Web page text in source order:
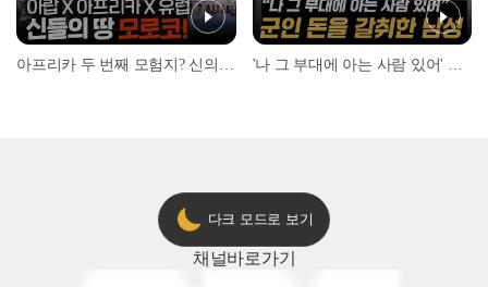
다크 모드로 보기
채널바로가기